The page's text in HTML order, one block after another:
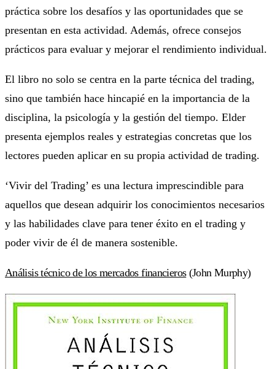
práctica sobre los desafíos y las oportunidades que se
presentan en esta actividad. Además, ofrece consejos
prácticos para evaluar y mejorar el rendimiento individual.
El libro no solo se centra en la parte técnica del trading,
sino que también hace hincapié en la importancia de la
disciplina, la psicología y la gestión del tiempo. Elder
presenta ejemplos reales y estrategias concretas que los
lectores pueden aplicar en su propia actividad de trading.
‘Vivir del Trading’ es una lectura imprescindible para
aquellos que desean adquirir los conocimientos necesarios
y las habilidades clave para tener éxito en el trading y
poder vivir de él de manera sostenible.
Análisis técnico de los mercados financieros(John Murphy)